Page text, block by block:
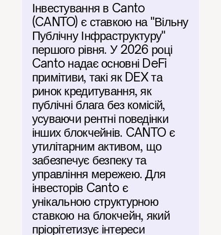
Інвестування в Canto
(CANTO) є ставкою на "Вільну
Публічну Інфраструктуру"
першого рівня. У 2026 році
Canto надає основні DeFi
примітиви, такі як DEX та
ринок кредитування, як
публічні блага без комісій,
усуваючи рентні поведінки
інших блокчейнів. CANTO є
утилітарним активом, що
забезпечує безпеку та
управління мережею. Для
інвесторів Canto є
унікальною структурною
ставкою на блокчейн, який
пріорітетизує інтереси